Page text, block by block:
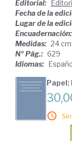
Editorial:
Fecha de la
Lugar de la
Encuadernación:
Medidas: 24 cm
Nº Pág.: 629
Idiomas:
Papel: